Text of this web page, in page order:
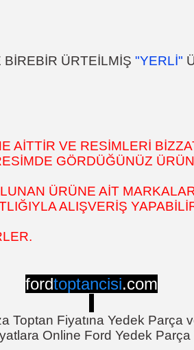
ÜRTEİLMİŞ "YERLİ"
AİTTİR VE RESİMLERİ
GÖRDÜĞÜNÜZ
ÜRÜNE AİT
ALIŞVERİŞ
fordtoptancisi.com
Toptan Fiyatına Yedek Parça
Online Ford Yedek Parça